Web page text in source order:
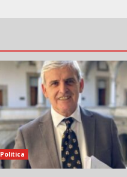
Politica